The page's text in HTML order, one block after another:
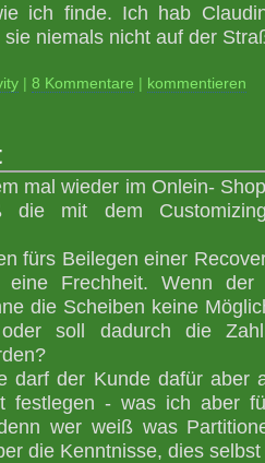
ich finde. Ich hab
niemals nicht auf der
8 Kommentare kommentieren
mal wieder im Onlein-
die mit dem
fürs Beilegen einer
eine Frechheit. Wenn der
die Scheiben keine
soll dadurch die
darf der Kunde dafür aber
festlegen - was ich aber
wer weiß was
die Kenntnisse, dies